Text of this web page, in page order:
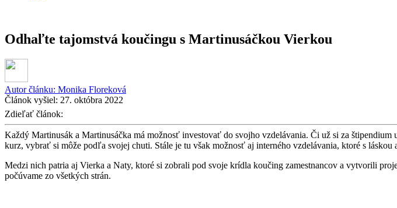
Odhaľte tajomstvá koučingu s Martinusáčkou Vierkou
Autor článku: Monika Floreková
Článok vyšiel: 27. októbra 2022
Zdieľať článok:
Každý Martinusák a Martinusáčka má možnosť investovať do svojho vzdelávania. Či už si za
kurz, vybrať si môže podľa svojej chuti. Stále je tu však možnosť aj interného vzdelávania, ktoré s láskou
Medzi nich patria aj Vierka a Naty, ktoré si zobrali pod svoje krídla koučing zamestnancov a vytvorili
počúvame zo všetkých strán.